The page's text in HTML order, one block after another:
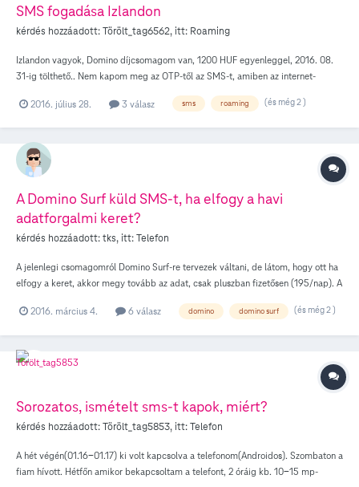
SMS fogadása Izlandon
kérdés hozzáadott:Törölt_tag6562, itt: Roaming
Izlandon vagyok, Domino díjcsomagom van, 1200 HUF egyenleggel, 2016. 08.
31-ig tölthető.. Nem kapom meg az OTP-től az SMS-t, amiben az internet-
miatt nem tolthet".
2016. július 28. 3 válasz sms roaming (és még 2 )
A Domino Surf küld SMS-t, ha elfogy a havi
adatforgalmi keret?
kérdés hozzáadott:tks, itt:Telefon
A jelenlegi csomagomról Domino Surf-re tervezek váltani, de látom, hogy ott ha
elfogy a keret, akkor megy tovább az adat, csak pluszban fizetősen (195/nap). A
Domino Surf küld sms-t, ha már végét járja a keretem? Azért kérdezem, hogy
2016. március 4. 6 válasz domino domino surf (és még 2 )
Sorozatos, ismételt sms-t kapok, miért?
kérdés hozzáadott:Törölt_tag5853, itt:Telefon
A hét végén(01.16-01.17) ki volt kapcsolva a telefonom(Androidos). Szombaton a
fiam hívott. Hétfőn amikor bekapcsoltam a telefont, 2 óráig kb. 10-15 mp-